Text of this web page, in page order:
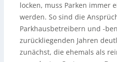
locken, muss Parken immer
werden. So sind die
Parkhausbetreibern und -
zurückliegenden Jahren
zunächst, die ehemals als